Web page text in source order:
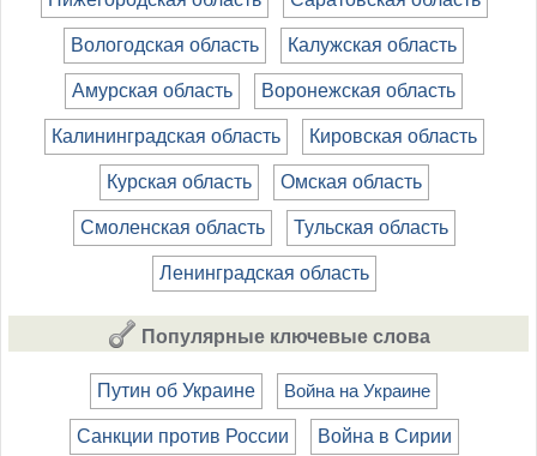
Вологодская область Калужская область
Амурская область Воронежская область
Калининградская область Кировская область
Курская область Омская область
Смоленская область Тульская область
Ленинградская область
Популярные ключевые слова
Путин об Украине Война на Украине
Санкции против России Война в Сирии